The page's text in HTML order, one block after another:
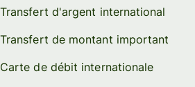
Transfert d'argent international
Transfert de montant important
Carte de débit internationale